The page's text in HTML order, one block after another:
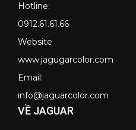
Hotline:
0912.61.61.66
Website
www.jagugarcolor.com
Email:
info@jaguarcolor.com
VỀ JAGUAR